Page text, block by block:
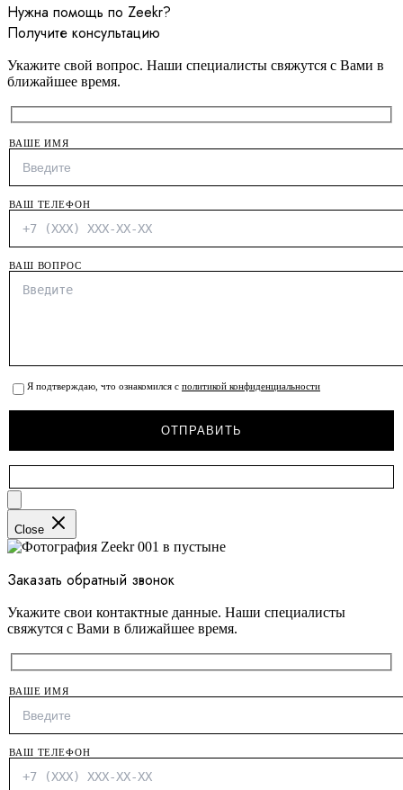
Нужна помощь по Zeekr?
Получите консультацию
Укажите свой вопрос. Наши специалисты свяжутся с Вами в
ближайшее время.
ВАШЕ ИМЯ
ВАШ ТЕЛЕФОН
ВАШ ВОПРОС
Я подтверждаю, что ознакомился с политикой конфиденциальности
Close
Заказать обратный звонок
Укажите свои контактные данные. Наши специалисты
свяжутся с Вами в ближайшее время.
ВАШЕ ИМЯ
ВАШ ТЕЛЕФОН